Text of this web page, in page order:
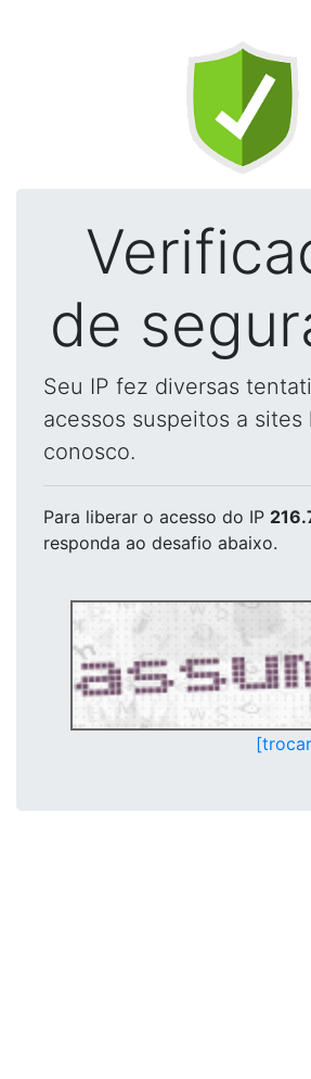
de
Seu IP fez diversas
acessos suspeitos a sites
conosco.
Para liberar o acesso do IP
responda ao desafio abaixo.